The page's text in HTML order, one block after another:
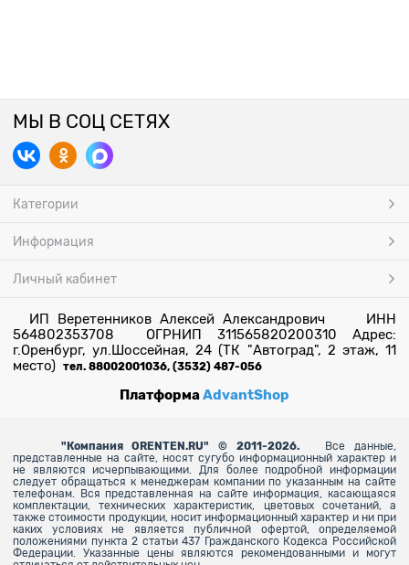
МЫ В СОЦ СЕТЯХ
Категории
Информация
Личный кабинет
ИП Веретенников Алексей Александрович ИНН
564802353708 ОГРНИП 311565820200310 Адрес:
г.Оренбург, ул.Шоссейная, 24 (ТК "Автоград", 2 этаж, 11
место) тел. 88002001036, (3532) 487-056
ПлатформаAdvantShop
" Компания ORENTEN.RU" © 2011-2026.
Все данные,
представленные на сайте, носят сугубо информационный характер и
не являются исчерпывающими. Для более подробной информации
следует обращаться к менеджерам компании по указанным на сайте
телефонам. Вся представленная на сайте информация, касающаяся
комплектации, технических характеристик, цветовых сочетаний, а
также стоимости продукции, носит информационный характер и ни при
каких условиях не является публичной офертой, определяемой
положениями пункта 2 статьи 437 Гражданского Кодекса Российской
Федерации. Указанные цены являются рекомендованными и могут